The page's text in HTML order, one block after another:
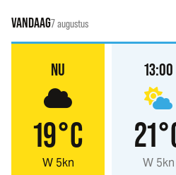
VANDAAG7 augustus
NU
19°C
W 5kn
13:00
W 5kn